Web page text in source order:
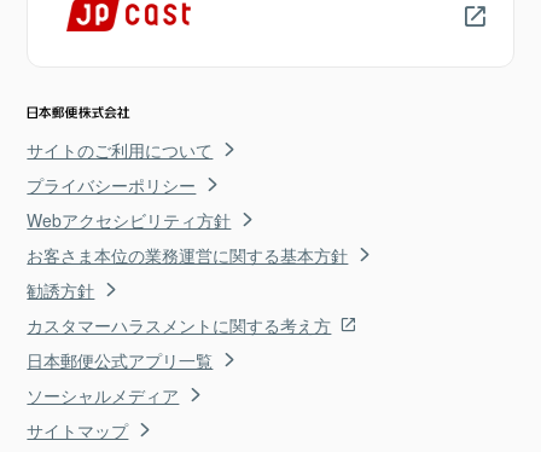
サイトのご利用について
プライバシーポリシー
Webアクセシビリティ方針
お客さま本位の業務運営に関する基本方針
勧誘方針
カスタマーハラスメントに関する考え方
日本郵便公式アプリ一覧
ソーシャルメディア
サイトマップ